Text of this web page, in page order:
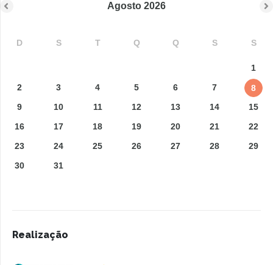
Agosto 2026
D S T Q Q S S
1
2
3 4 5 6 7
8
9
10 11 12 13 14
15
16
17 18 19 20 21
22
23
24 25 26 27 28
29
30
31
Realização